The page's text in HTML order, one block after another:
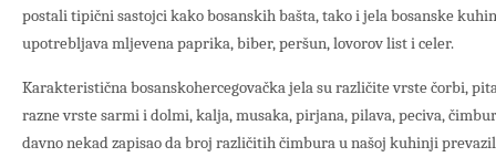
postali tipični sastojci kako bosanskih bašta, tako i jela bosanske
upotrebljava mljevena paprika, biber, peršun, lovorov list i celer.
Karakteristična bosanskohercegovačka jela su različite vrste čorbi,
razne vrste sarmi i dolmi, kalja, musaka, pirjana, pilava, peciva,
davno nekad zapisao da broj različitih čimbura u našoj kuhinji